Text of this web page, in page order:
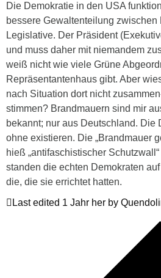
Die Demokratie in den USA
bessere Gewaltenteilung zwischen
Legislative. Der Präsident
und muss daher mit niemandem
weiß nicht wie viele Grüne
Repräsentantenhaus gibt. Aber
nach Situation dort nicht
stimmen? Brandmauern sind mir
bekannt; nur aus Deutschland. Die
ohne existieren. Die „Brandmauer
hieß „antifaschistischer
standen die echten Demokraten
die, die sie errichtet hatten.
Last edited 1 Jahr her by